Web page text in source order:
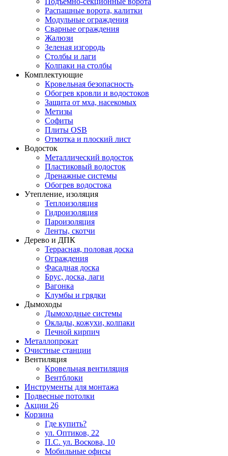
Распашные ворота, калитки
Модульные ограждения
Сварные ограждения
Жалюзи
Зеленая изгородь
Столбы и лаги
Колпаки на столбы
Комплектующие
Кровельная безопасность
Обогрев кровли и водостоков
Защита от мха, насекомых
Метизы
Софиты
Плиты OSB
Отмотка и плоский лист
Водосток
Металлический водосток
Пластиковый водосток
Дренажные системы
Обогрев водостока
Утепление, изоляция
Теплоизоляция
Гидроизоляция
Пароизоляция
Ленты, скотчи
Дерево и ДПК
Террасная, половая доска
Ограждения
Фасадная доска
Брус, доска, лаги
Вагонка
Клумбы и грядки
Дымоходы
Дымоходные системы
Оклады, кожухи, колпаки
Печной кирпич
Металлопрокат
Очистные станции
Вентиляция
Кровельная вентиляция
Вентблоки
Инструменты для монтажа
Подвесные потолки
Акции 26
Корзина
Где купить?
ул. Оптиков, 22
П.С. ул. Воскова, 10
Мобильные офисы